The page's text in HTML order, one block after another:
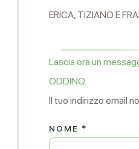
ERICA, TIZIANO E
Lascia ora un
ODDINO.
Il tuo indirizzo email
NOME *